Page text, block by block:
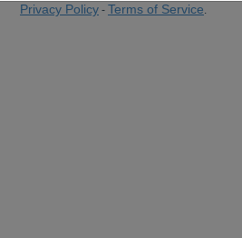
Privacy Policy - Terms of Service